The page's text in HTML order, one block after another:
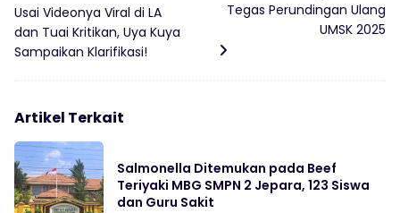
Usai Videonya Viral di LA
dan Tuai Kritikan, Uya Kuya
Sampaikan Klarifikasi!
Tegas Perundingan Ulang
UMSK 2025
Artikel Terkait
Salmonella Ditemukan pada Beef
Teriyaki MBG SMPN 2 Jepara, 123 Siswa
dan Guru Sakit